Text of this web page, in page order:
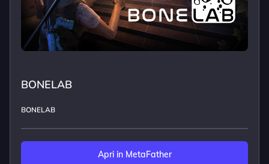
BONELAB
BONELAB
Apri in MetaFather